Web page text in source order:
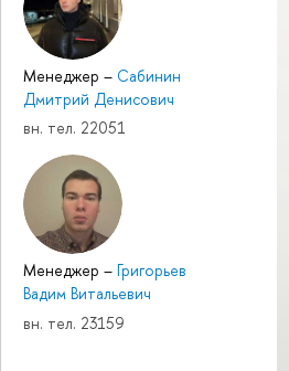
Менеджер – Сабинин
Дмитрий Денисович
вн. тел. 22051
Менеджер – Григорьев
Вадим Витальевич
вн. тел. 23159